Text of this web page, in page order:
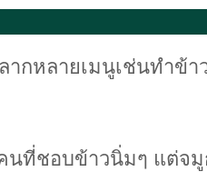
กหลายเมนูเช่นทำข้า
นที่ชอบข้าวนิ่มๆ แต่จมู